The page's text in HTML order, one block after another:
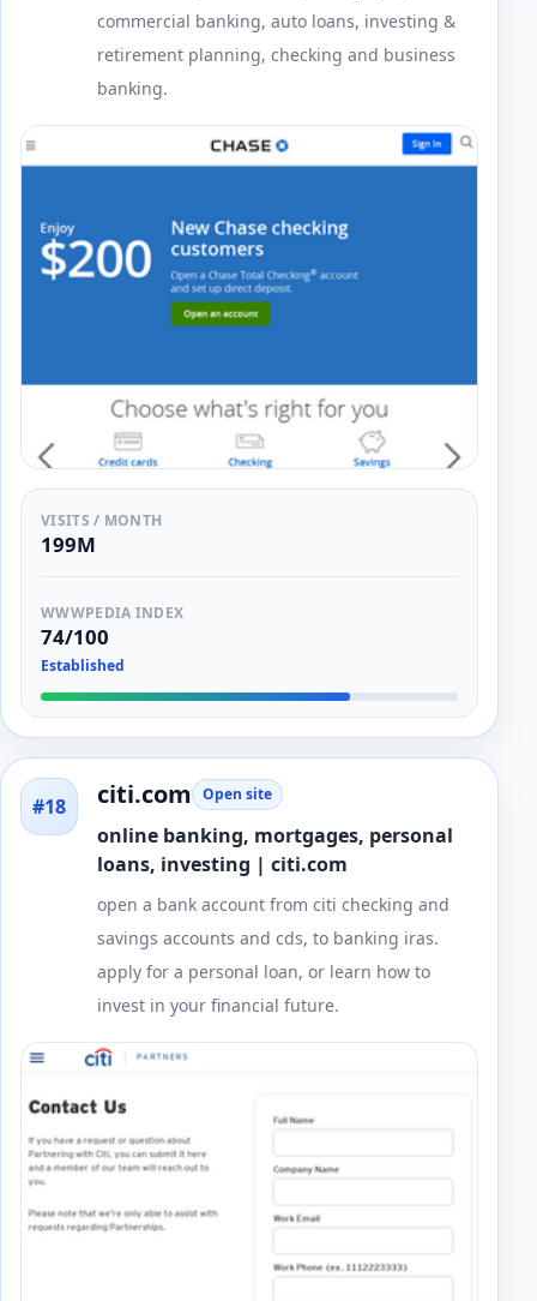
commercial banking, auto loans, investing &
retirement planning, checking and business
banking.
VISITS / MONTH
199M
WWWPEDIA INDEX
74/100
Established
#18 citi.com Open site
online banking, mortgages, personal
loans, investing | citi.com
open a bank account from citi checking and
savings accounts and cds, to banking iras.
apply for a personal loan, or learn how to
invest in your financial future.